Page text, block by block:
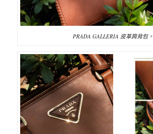
PRADA GALLERIA 皮革肩背包。